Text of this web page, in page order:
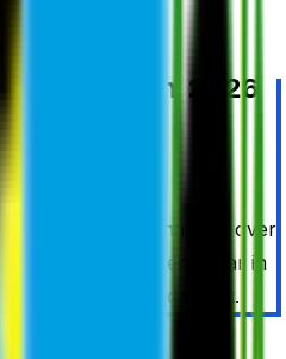
2025 t/m juni 2026
deze pagina gaat over
zet de herexamens daar in
dus wij doen dat ook.
van eerste